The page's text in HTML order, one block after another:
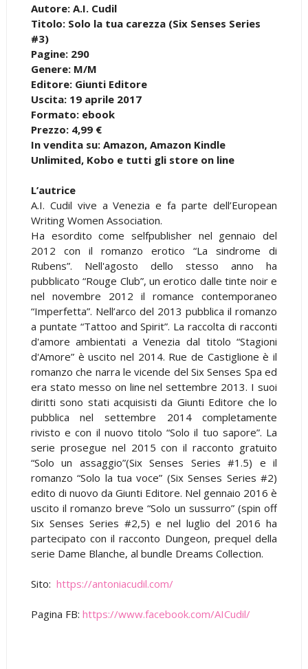
Autore: A.I. Cudil
Titolo: Solo la tua carezza (Six Senses Series
#3)
Pagine: 290
Genere: M/M
Editore: Giunti Editore
Uscita: 19 aprile 2017
Formato: ebook
Prezzo: 4,99 €
In vendita su: Amazon, Amazon Kindle
Unlimited, Kobo e tutti gli store on line
L’autrice
A.I. Cudil vive a Venezia e fa parte dell’European
Writing Women Association.
Ha esordito come selfpublisher nel gennaio del
2012 con il romanzo erotico “La sindrome di
Rubens”. Nell'agosto dello stesso anno ha
pubblicato “Rouge Club”, un erotico dalle tinte noir e
nel novembre 2012 il romance contemporaneo
“Imperfetta”. Nell’arco del 2013 pubblica il romanzo
a puntate “Tattoo and Spirit”. La raccolta di racconti
d'amore ambientati a Venezia dal titolo “Stagioni
d'Amore” è uscito nel 2014. Rue de Castiglione è il
romanzo che narra le vicende del Six Senses Spa ed
era stato messo on line nel settembre 2013. I suoi
diritti sono stati acquisisti da Giunti Editore che lo
pubblica nel settembre 2014 completamente
rivisto e con il nuovo titolo “Solo il tuo sapore”. La
serie prosegue nel 2015 con il racconto gratuito
“Solo un assaggio”(Six Senses Series #1.5) e il
romanzo “Solo la tua voce” (Six Senses Series #2)
edito di nuovo da Giunti Editore. Nel gennaio 2016 è
uscito il romanzo breve “Solo un sussurro” (spin off
Six Senses Series #2,5) e nel luglio del 2016 ha
partecipato con il racconto Dungeon, prequel della
serie Dame Blanche, al bundle Dreams Collection.
Sito: https://antoniacudil.com/
Pagina FB: https://www.facebook.com/AICudil/